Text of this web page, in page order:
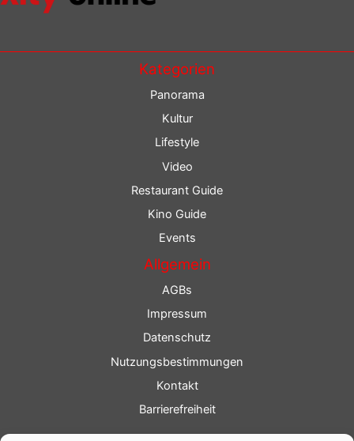
Kategorien
Panorama
Kultur
Lifestyle
Video
Restaurant Guide
Kino Guide
Events
Allgemein
AGBs
Impressum
Datenschutz
Nutzungsbestimmungen
Kontakt
Barrierefreiheit